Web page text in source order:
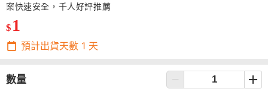
案快速安全，千人好評推薦
$ 1
預計出貨天數 1 天
數量